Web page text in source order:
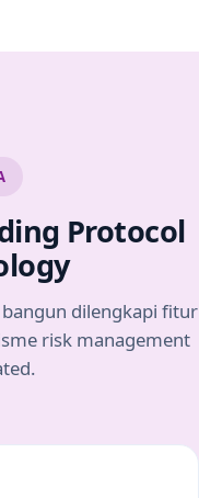
Protocol
dilengkapi fitur
risk management